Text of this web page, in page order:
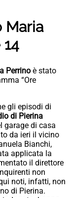
Maria
Perrino è stato
“Ore
gli episodi di
di Pierina
garage di casa
da ieri il vicino
Bianchi,
applicata la
il direttore
non
noti, infatti, non
di Pierina.